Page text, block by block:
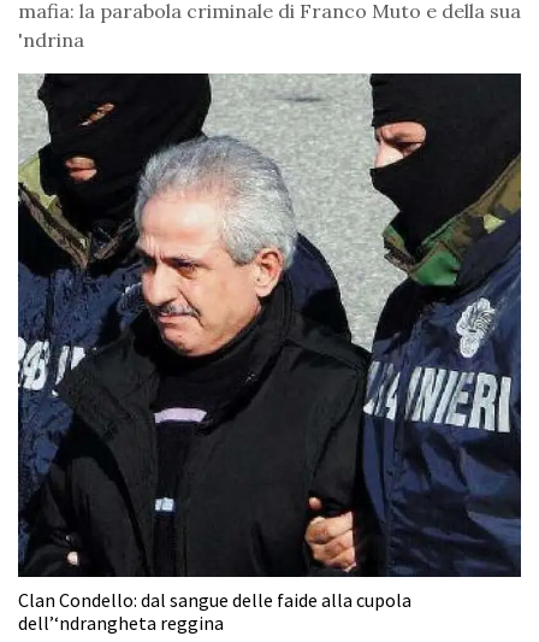
mafia: la parabola criminale di Franco Muto e della sua
'ndrina
Clan Condello: dal sangue delle faide alla cupola
dell’‘ndrangheta reggina